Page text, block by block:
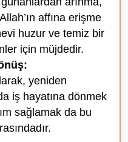
affına erişme
huzur ve temiz bir
için müjdedir.
yeniden
iş hayatına dönmek
sağlamak da bu